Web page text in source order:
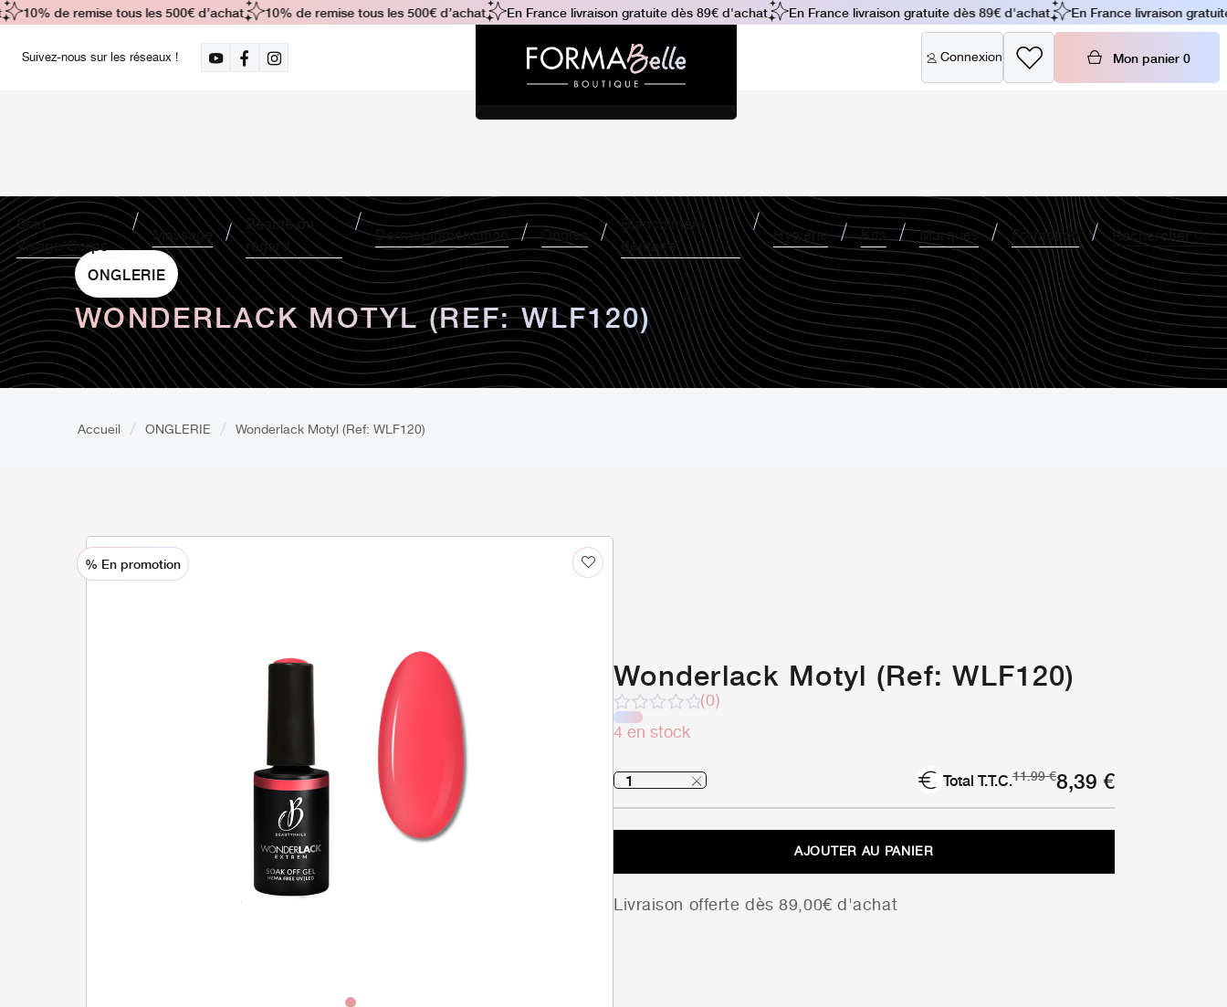
Suivez-nous sur les réseaux ! Connexion Mon panier 0
Soin
Visage/Corps
Massage
Beauté du
regard
Dermopigmentation Ongles
Blanchiment
dentaire
Hygiène Kits Marques Formation Rechercher
10% de remise tous les 500€ d’achat 10% de remise tous les 500€ d’achat En France livraison gratuite dès 89€ d'achat En France livraison gratuite dès 89€ d'achat En France livraison gratuite
ONGLERIE
WONDERLACK MOTYL (REF: WLF120)
Accueil ONGLERIE Wonderlack Motyl (Ref: WLF120)
% En promotion
Wonderlack Motyl (Ref: WLF120)
Note
sur
(0)
4 en stock
Total T.T.C.11.99€Le
prix
initial
8,39 €Le
prix
actuel
AJOUTER AU PANIER
Livraison offerte dès 89,00€ d'achat